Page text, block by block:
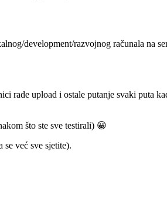
development/razvojnog računala na
rade upload i ostale putanje svaki puta
što ste sve testirali) 😀
već sve sjetite).